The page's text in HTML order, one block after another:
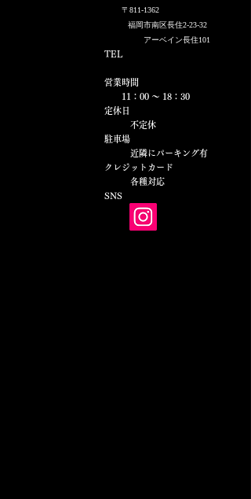
〒811-1362
​福岡市南区長住2-23-32
アーベイン長住101
TEL
営業時間
​ 11：00 ～ 18：30
定休日
不定休
駐車場
近隣にパーキング有
クレジットカード
​ 各種対応
​SNS